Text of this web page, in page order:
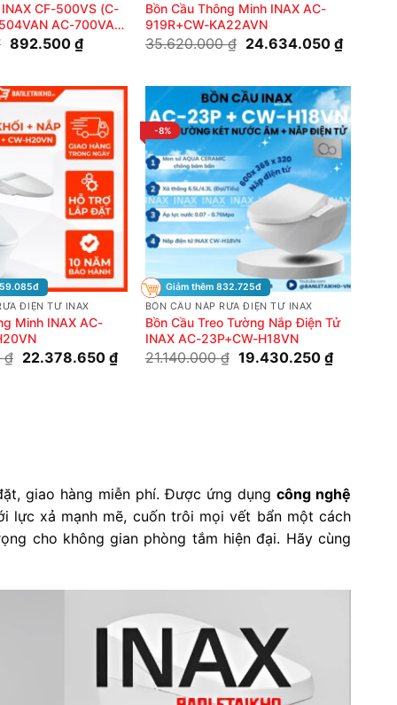
CF-500VS (C-
AC-700VAN
Êm
Giá
1.000.000 ₫.
892.500 ₫Giá
hiện
là:
Bồn Cầu Thông Minh INAX AC-
919R+CW-KA22AVN
35.620.000₫ Giá
35.620.000 ₫.
24.634.050 ₫Giá
hiện
là:
ĐIỆN TỬ INAX
Minh INAX AC-
₫ Giá
22.378.650 ₫Giá
hiện
-8%
Giảm thêm 832.725đ
BỒN CẦU NẮP RỬA ĐIỆN TỬ INAX
Bồn Cầu Treo Tường Nắp Điện Tử
INAX AC-23P+CW-H18VN
21.140.000₫ Giá
19.430.250 ₫Giá
hiện
giao hàng miễn phí. Được ứng dụng công nghệ
lực xả mạnh mẽ, cuốn trôi mọi vết bẩn một cách
cho không gian phòng tắm hiện đại. Hãy cùng